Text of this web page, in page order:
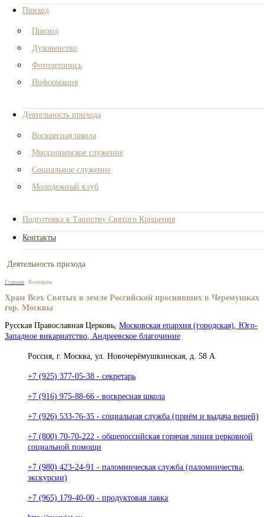
Приход
Приход
Духовенство
Фотолетопись
Информация
Деятельность прихода
Воскресная школа
Миссионерское служение
Социальное служение
Молодежный клуб
Подготовка к Таинству Святого Крещения
Контакты
Деятельность прихода
Главная Контакты
Храм Всех Святых в земле Российской просиявших в Черемушках
гор. Москвы
Русская Православная Церковь, Московская епархия (городская) Юго-
Западное викариатство Андреевское благочиние
Россия, г. Москва, ул. Новочерёмушкинская, д. 58 А
+7 (925) 377-05-38 - секретарь
+7 (916) 975-88-66 - воскресная школа
+7 (926) 533-76-35 - социальная служба (приём и выдача вещей)
+7 (800) 70-70-222 - общероссийская горячая линия церковной
социальной помощи
+7 (980) 423-24-91 - паломническая служба (паломничества,
экскурсии)
+7 (965) 179-40-00 - продуктовая лавка